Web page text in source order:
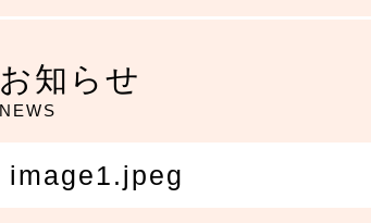
お知らせ
NEWS
image1.jpeg